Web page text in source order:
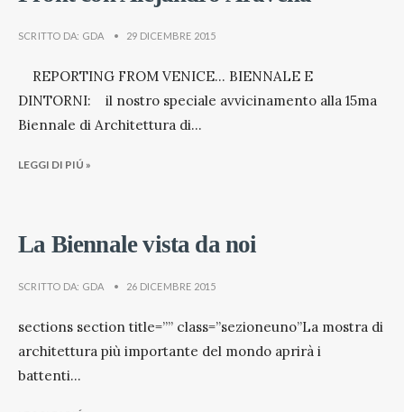
SCRITTO DA: GDA • 29 DICEMBRE 2015
REPORTING FROM VENICE… BIENNALE E
DINTORNI: il nostro speciale avvicinamento alla 15ma
Biennale di Architettura di...
LEGGI DI PIÚ »
La Biennale vista da noi
SCRITTO DA: GDA • 26 DICEMBRE 2015
sections section title=”” class=”sezioneuno”La mostra di
architettura più importante del mondo aprirà i
battenti...